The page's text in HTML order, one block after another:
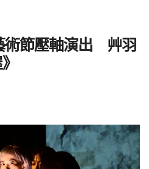
術節壓軸演出 艸羽